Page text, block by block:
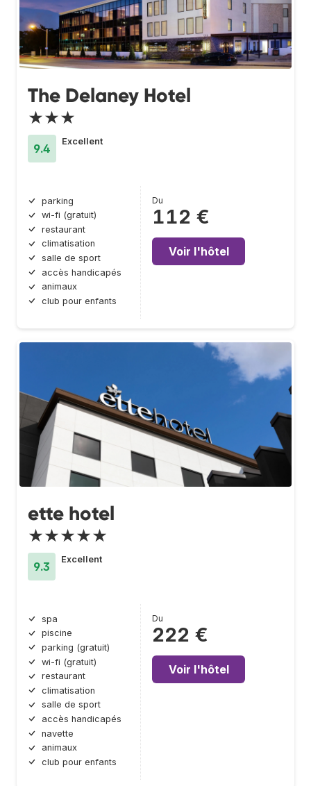
The Delaney Hotel
★★★
9.4
Excellent
parking
wi-fi (gratuit)
restaurant
climatisation
salle de sport
accès handicapés
animaux
club pour enfants
Du
112 €
Voir l'hôtel
ette hotel
★★★★★
9.3
Excellent
spa
piscine
parking (gratuit)
wi-fi (gratuit)
restaurant
climatisation
salle de sport
accès handicapés
navette
animaux
club pour enfants
Du
222 €
Voir l'hôtel